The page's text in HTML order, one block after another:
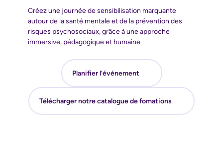
Créez une journée de sensibilisation marquante
autour de la santé mentale et de la prévention des
risques psychosociaux, grâce à une approche
immersive, pédagogique et humaine.
Planifier l’événement
Télécharger notre catalogue de fomations